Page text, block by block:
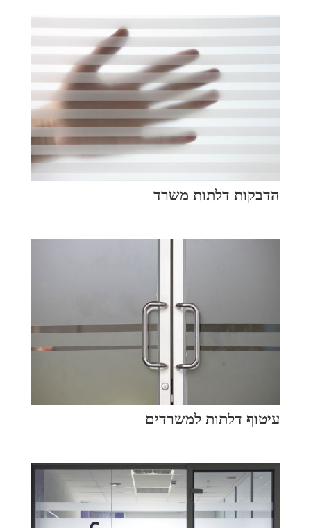
הדבקות דלתות משרד
עיטוף דלתות למשרדים